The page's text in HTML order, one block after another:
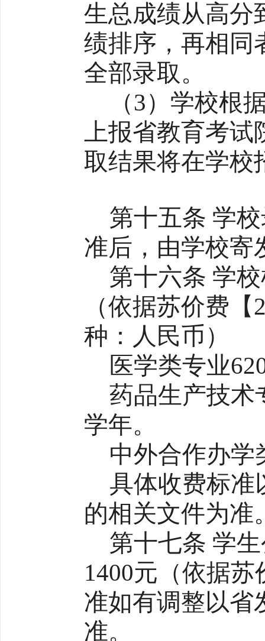
生总成绩从高分
绩排序，再相同
全部录取。
（3）学校根
上报省教育考试
取结果将在学校
第十五条 学
准后，由学校寄
第十六条 学
（依据苏价费
种：人民币）
医学类专业
药品生产技术
学年。
中外合作办学
具体收费标准
的相关文件为准
第十七条 学
1400元（依据
准如有调整以省
准。